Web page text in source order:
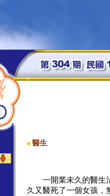
■ 醫生
一開業未久的醫生治
久又醫死了一個女孩，